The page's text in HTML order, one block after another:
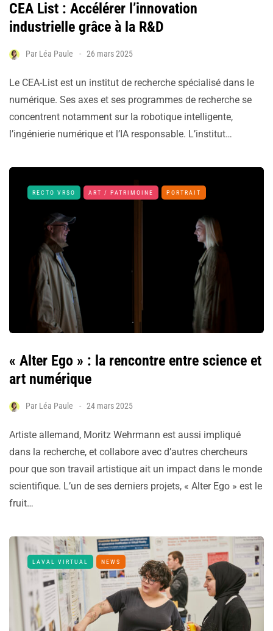
CEA List : Accélérer l’innovation
industrielle grâce à la R&D
Par Léa Paule 26 mars 2025
Le CEA-List est un institut de recherche spécialisé dans le
numérique. Ses axes et ses programmes de recherche se
concentrent notamment sur la robotique intelligente,
l’ingénierie numérique et l’IA responsable. L’institut…
RECTO VRSO ART / PATRIMOINE PORTRAIT
« Alter Ego » : la rencontre entre science et
art numérique
Par Léa Paule 24 mars 2025
Artiste allemand, Moritz Wehrmann est aussi impliqué
dans la recherche, et collabore avec d’autres chercheurs
pour que son travail artistique ait un impact dans le monde
scientifique. L’un de ses derniers projets, « Alter Ego » est le
fruit…
LAVAL VIRTUAL NEWS